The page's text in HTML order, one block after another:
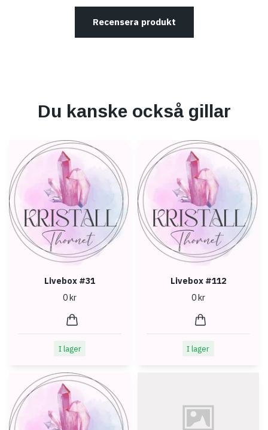
Recensera produkt
Du kanske också gillar
Livebox #31
0 kr
I lager
Livebox #112
0 kr
I lager